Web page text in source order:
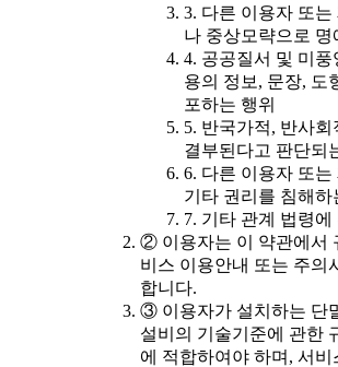
3. 다른 이용자 또는
나 중상모략으로 명
4. 공공질서 및 미
용의 정보, 문장, 도
포하는 행위
5. 반국가적, 반사
결부된다고 판단되
6. 다른 이용자 또
기타 권리를 침해하
7. 기타 관계 법령에
② 이용자는 이 약관에서
비스 이용안내 또는 주의
합니다.
③ 이용자가 설치하는 단
설비의 기술기준에 관한
에 적합하여야 하며, 서비